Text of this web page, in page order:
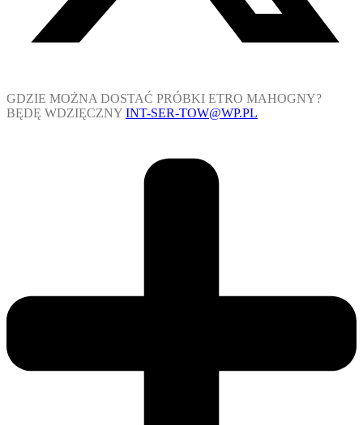
GDZIE MOŻNA DOSTAĆ PRÓBKI ETRO MAHOGNY?
BĘDĘ WDZIĘCZNY INT-SER-TOW@WP.PL